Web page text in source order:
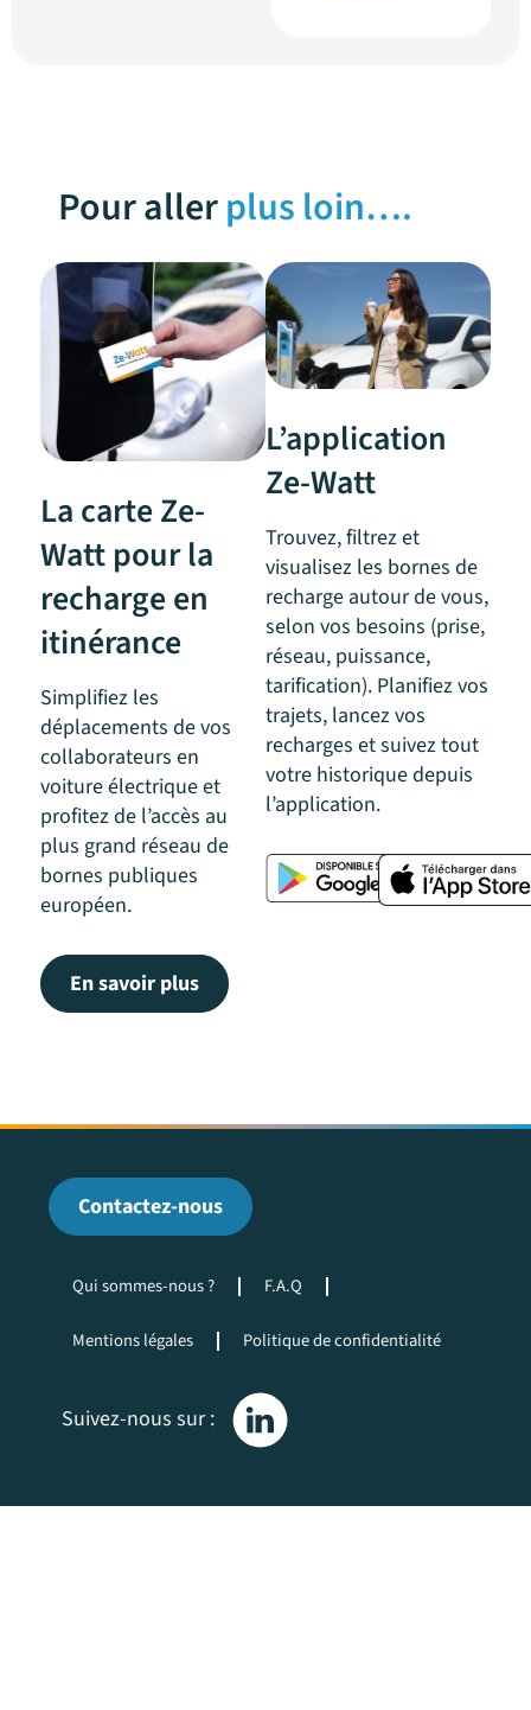
Pour allerplus loin….
La carte Ze-
Watt pour la
recharge en
itinérance
Simplifiez les
déplacements de vos
collaborateurs en
voiture électrique et
profitez de l’accès au
plus grand réseau de
bornes publiques
européen.
En savoir plus
L’application
Ze-Watt
Trouvez, filtrez et
visualisez les bornes de
recharge autour de vous,
selon vos besoins (prise,
réseau, puissance,
tarification). Planifiez vos
trajets, lancez vos
recharges et suivez tout
votre historique depuis
l’application.
Contactez-nous
Qui sommes-nous ? F.A.Q
Mentions légales Politique de confidentialité
Suivez-nous sur : L
o
g